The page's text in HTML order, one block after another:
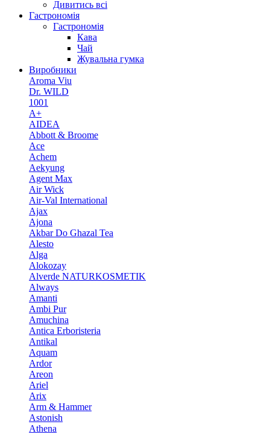
Дивитись всі
Гастрономія
Гастрономія
Кава
Чай
Жувальна гумка
Виробники
Aroma Viu
Dr. WILD
1001
A+
AIDEA
Abbott & Broome
Ace
Achem
Aekyung
Agent Max
Air Wick
Air-Val International
Ajax
Ajona
Akbar Do Ghazal Tea
Alesto
Alga
Alokozay
Alverde NATURKOSMETIK
Always
Amanti
Ambi Pur
Amuchina
Antica Erboristeria
Antikal
Aquam
Ardor
Areon
Ariel
Arix
Arm & Hammer
Astonish
Athena